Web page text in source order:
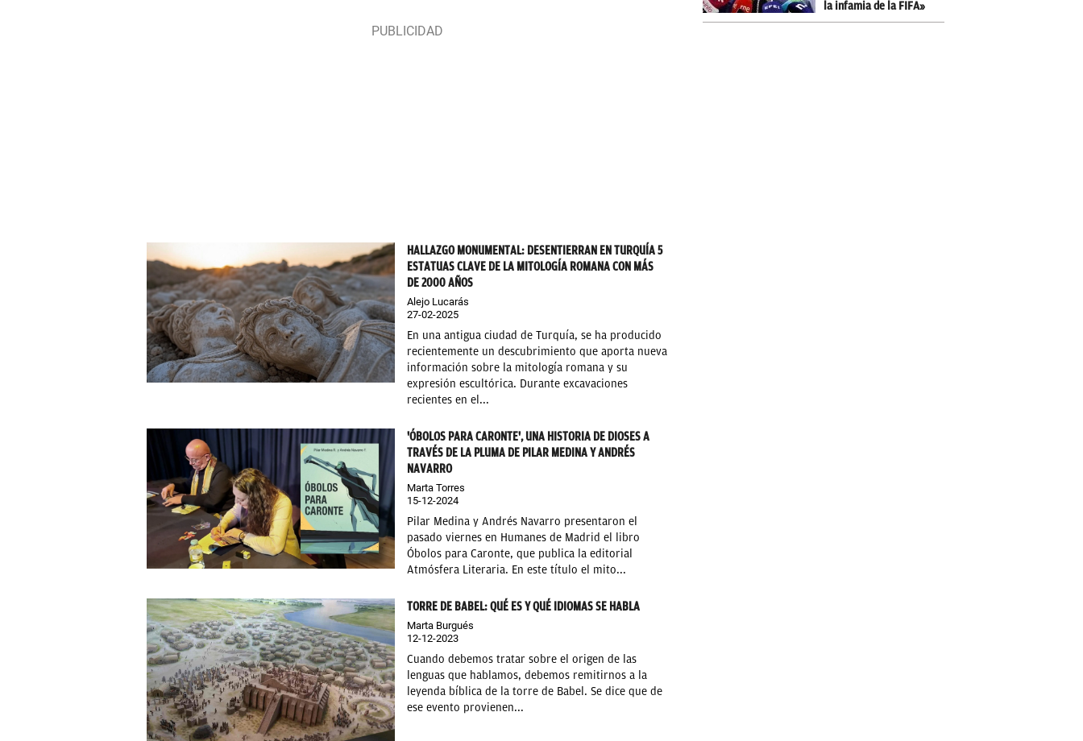
HALLAZGO MONUMENTAL: DESENTIERRAN EN TURQUÍA 5
ESTATUAS CLAVE DE LA MITOLOGÍA ROMANA CON MÁS
DE 2000 AÑOS
Alejo Lucarás
27-02-2025
En una antigua ciudad de Turquía, se ha producido
recientemente un descubrimiento que aporta nueva
información sobre la mitología romana y su
expresión escultórica. Durante excavaciones
recientes en el...
'ÓBOLOS PARA CARONTE', UNA HISTORIA DE DIOSES A
TRAVÉS DE LA PLUMA DE PILAR MEDINA Y ANDRÉS
NAVARRO
Marta Torres
15-12-2024
Pilar Medina y Andrés Navarro presentaron el
pasado viernes en Humanes de Madrid el libro
Óbolos para Caronte, que publica la editorial
Atmósfera Literaria. En este título el mito...
TORRE DE BABEL: QUÉ ES Y QUÉ IDIOMAS SE HABLA
Marta Burgués
12-12-2023
Cuando debemos tratar sobre el origen de las
lenguas que hablamos, debemos remitirnos a la
leyenda bíblica de la torre de Babel. Se dice que de
ese evento provienen...
la infamia de la FIFA»